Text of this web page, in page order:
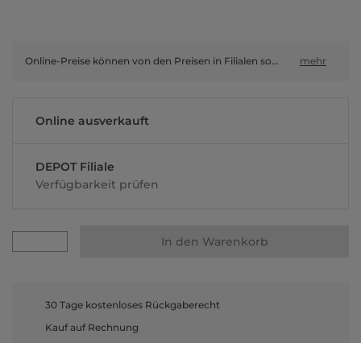
Online-Preise können von den Preisen in Filialen sowie Shop-in-Shop-Flächen abweichen. mehr
Online ausverkauft
DEPOT Filiale
Verfügbarkeit prüfen
In den Warenkorb
30 Tage kostenloses Rückgaberecht
Kauf auf Rechnung